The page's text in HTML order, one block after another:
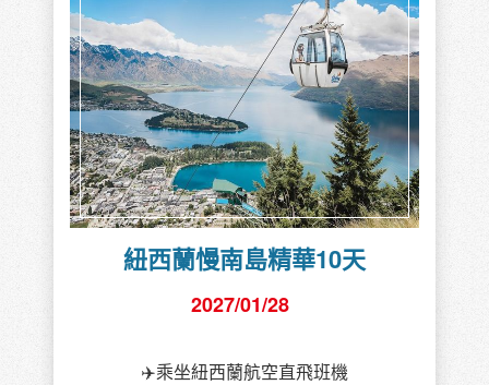
紐西蘭慢南島精華10天
2027/01/28
✈️乘坐紐西蘭航空直飛班機